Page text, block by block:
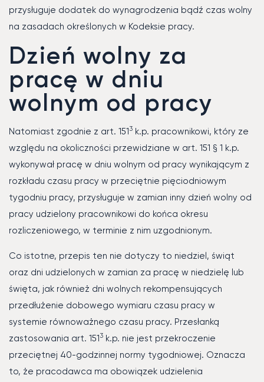
przysługuje dodatek do wynagrodzenia bądź czas wolny
na zasadach określonych w Kodeksie pracy.
Dzień wolny za
pracę w dniu
wolnym od pracy
Natomiast zgodnie z art. 1513 k.p. pracownikowi, który ze
względu na okoliczności przewidziane w art. 151 § 1 k.p.
wykonywał pracę w dniu wolnym od pracy wynikającym z
rozkładu czasu pracy w przeciętnie pięciodniowym
tygodniu pracy, przysługuje w zamian inny dzień wolny od
pracy udzielony pracownikowi do końca okresu
rozliczeniowego, w terminie z nim uzgodnionym.
Co istotne, przepis ten nie dotyczy to niedziel, świąt
oraz dni udzielonych w zamian za pracę w niedzielę lub
święta, jak również dni wolnych rekompensujących
przedłużenie dobowego wymiaru czasu pracy w
systemie równoważnego czasu pracy. Przesłanką
zastosowania art. 1513 k.p. nie jest przekroczenie
przeciętnej 40-godzinnej normy tygodniowej. Oznacza
to, że pracodawca ma obowiązek udzielenia